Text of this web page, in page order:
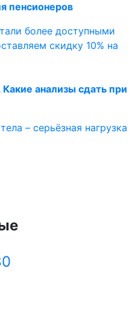
пенсионеров
более доступными
скидку 10% на
анализы сдать при
– серьёзная нагрузка